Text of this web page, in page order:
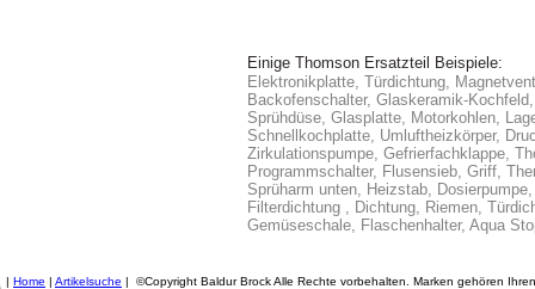
Einige Thomson Ersatzteil Beispiele:
Elektronikplatte, Türdichtung,
Backofenschalter, Glaskeramik-
Sprühdüse, Glasplatte, Motorkohlen,
Schnellkochplatte, Umluftheizkörper,
Zirkulationspumpe, Gefrierfachklappe,
Programmschalter, Flusensieb, Griff,
Sprüharm unten, Heizstab,
Filterdichtung , Dichtung, Riemen,
Gemüseschale, Flaschenhalter, Aqua
| Home | Artikelsuche | ©Copyright Baldur Brock Alle Rechte vorbehalten. Marken gehören